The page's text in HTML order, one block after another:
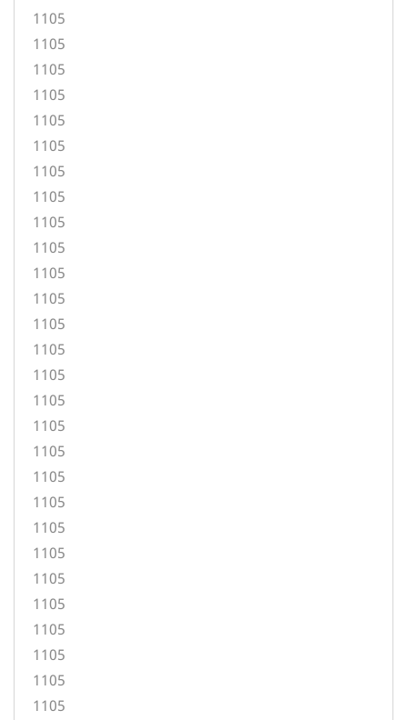
1105
1105
1105
1105
1105
1105
1105
1105
1105
1105
1105
1105
1105
1105
1105
1105
1105
1105
1105
1105
1105
1105
1105
1105
1105
1105
1105
1105